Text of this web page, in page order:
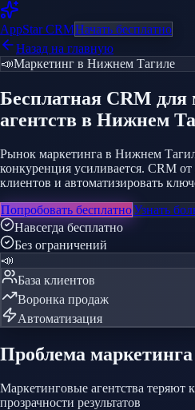
AppStarCRMНачать бесплатно
Назад на главную
📣Маркетинг в Нижнем Тагиле
Бесплатная CRM для
агентств в Нижнем
Рынок маркетинга в Нижнем
конкуренция усиливается. CRM
клиентов и автоматизировать
Попробовать бесплатноУзнать
Навсегда бесплатно
Без ограничений
📣
База клиентов
Воронка продаж
Автоматизация
Проблема маркетинга
Маркетинговые агентства теряют
прозрачности результатов